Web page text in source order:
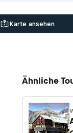
Karte ansehen
Ähnliche